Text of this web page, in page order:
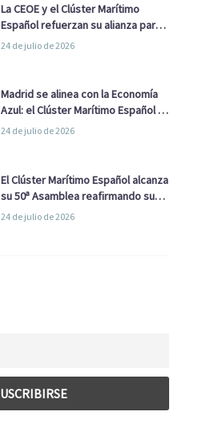
La CEOE y el Clúster Marítimo
Español refuerzan su alianza para
impulsar una estrategia Nacional
24 de julio de 2026
Madrid se alinea con la Economía
Azul: el Clúster Marítimo Español y
la Real Liga Naval avanzan alianzas
24 de julio de 2026
El Clúster Marítimo Español alcanza
su 50ª Asamblea reafirmando su
liderazgo en la Economía Azul
24 de julio de 2026